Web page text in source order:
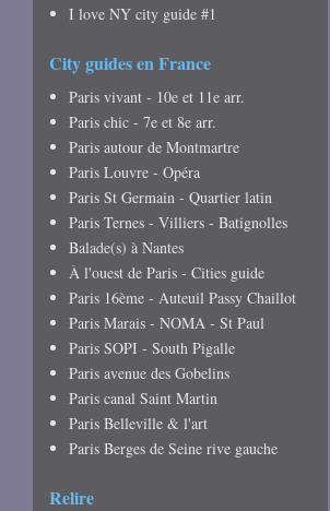
I love NY city guide #1
City guides en France
Paris vivant - 10e et 11e arr.
Paris chic - 7e et 8e arr.
Paris autour de Montmartre
Paris Louvre - Opéra
Paris St Germain - Quartier latin
Paris Ternes - Villiers - Batignolles
Balade(s) à Nantes
À l'ouest de Paris - Cities guide
Paris 16ème - Auteuil Passy Chaillot
Paris Marais - NOMA - St Paul
Paris SOPI - South Pigalle
Paris avenue des Gobelins
Paris canal Saint Martin
Paris Belleville & l'art
Paris Berges de Seine rive gauche
Relire